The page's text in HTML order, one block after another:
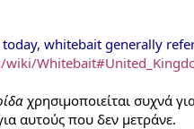
whitebait generally
χρησιμοποιείται συχνά
αυτούς που δεν μετράνε.